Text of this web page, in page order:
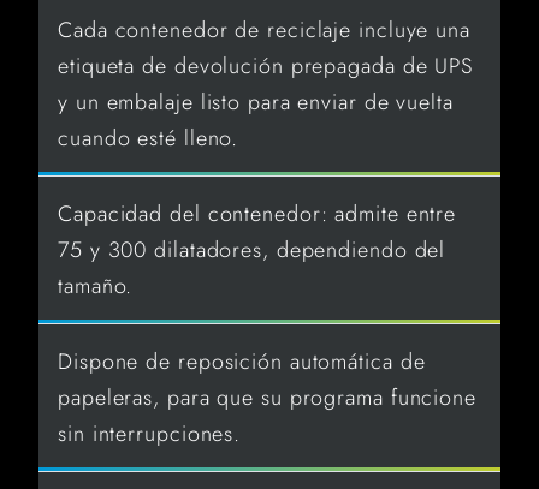
Cada contenedor de reciclaje incluye una
etiqueta de devolución prepagada de UPS
y un embalaje listo para enviar de vuelta
cuando esté lleno.
Capacidad del contenedor: admite entre
75 y 300 dilatadores, dependiendo del
tamaño.
Dispone de reposición automática de
papeleras, para que su programa funcione
sin interrupciones.